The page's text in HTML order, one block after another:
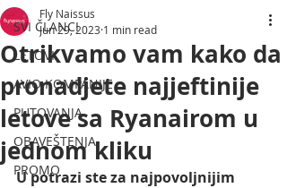
SVI ČLANCI
LETOVI
AVIO KOMPANIJE
PUTOVANJA
OBAVEŠTENJA
PROMO
Otrikvamo vam kako da
pronadjete najjeftinije
letove sa Ryanairom u
jednom kliku
Fly Naissus
Jun 29, 2023 1 min read
U potrazi ste za najpovoljnijim